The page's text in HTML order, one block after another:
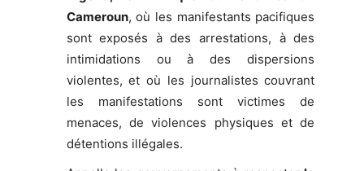
Cameroun, où les manifestants pacifiques
sont exposés à des arrestations, à des
intimidations ou à des dispersions
violentes, et où les journalistes couvrant
les manifestations sont victimes de
menaces, de violences physiques et de
détentions illégales.